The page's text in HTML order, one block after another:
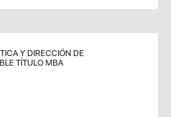
Y DIRECCIÓN DE
TÍTULO MBA